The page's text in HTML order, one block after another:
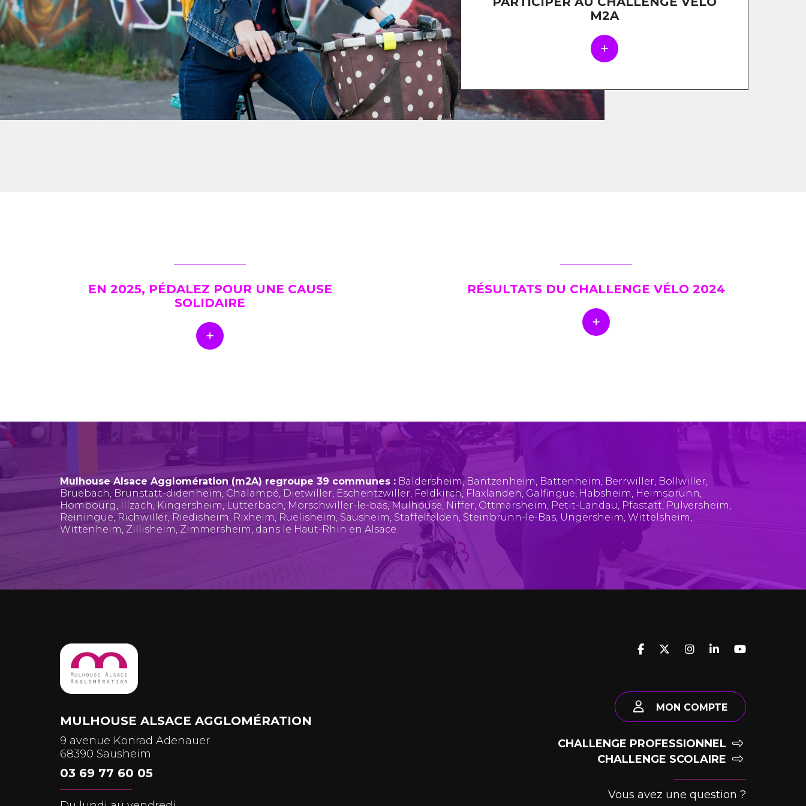
M2A
EN 2025, PÉDALEZ POUR UNE CAUSE
SOLIDAIRE
RÉSULTATS DU CHALLENGE VÉLO 2024
Mulhouse Alsace Agglomération (m2A) regroupe 39 communes : Baldersheim, Bantzenheim, Battenheim, Berrwiller, Bollwiller,
Bruebach, Brunstatt-didenheim, Chalampé, Dietwiller, Eschentzwiller, Feldkirch, Flaxlanden, Galfingue, Habsheim, Heimsbrunn,
Hombourg, Illzach, Kingersheim, Lutterbach, Morschwiller-le-bas,Mulhouse, Niffer, Ottmarsheim, Petit-Landau, Pfastatt, Pulversheim,
Reiningue, Richwiller, Riedisheim, Rixheim, Ruelisheim, Sausheim, Staffelfelden, Steinbrunn-le-Bas, Ungersheim, Wittelsheim,
Wittenheim, Zillisheim, Zimmersheim, dans le Haut-Rhin en Alsace.
MULHOUSE ALSACE AGGLOMÉRATION
9 avenue Konrad Adenauer
68390 Sausheim
03 69 77 60 05
MON COMPTE
CHALLENGE PROFESSIONNEL
CHALLENGE SCOLAIRE
Vous avez une question ?